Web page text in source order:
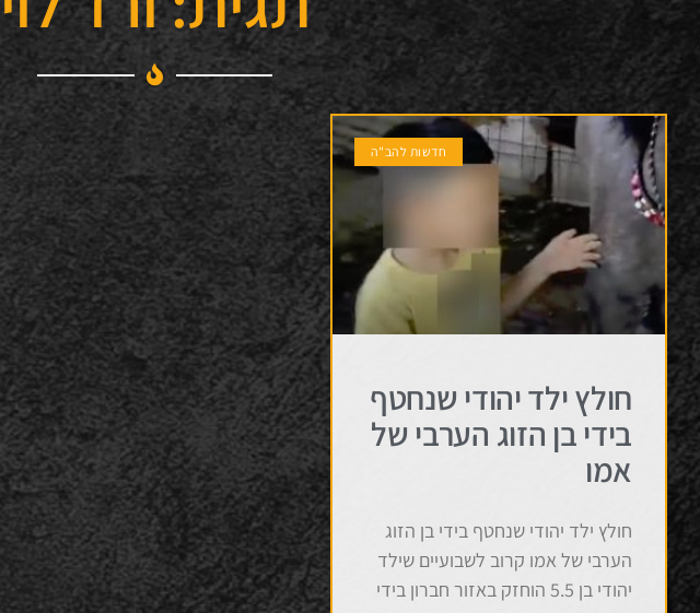
חדשות להב"ה
חולץ ילד יהודי שנחטף
בידי בן הזוג הערבי של
אמו
חולץ ילד יהודי שנחטף בידי בן הזוג
הערבי של אמו קרוב לשבועיים שילד
יהודי בן 5.5 הוחזק באזור חברון בידי